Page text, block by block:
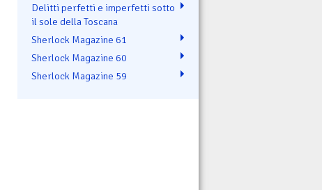
Delitti perfetti e imperfetti sotto
il sole della Toscana
Sherlock Magazine 61
Sherlock Magazine 60
Sherlock Magazine 59